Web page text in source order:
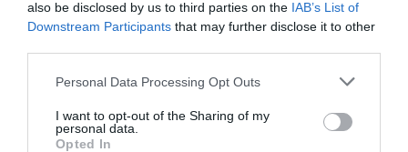
also be disclosed by us to third parties on the IAB’s List of
Downstream Participants that may further disclose it to other
Personal Data Processing Opt Outs
I want to opt-out of the Sharing of my
personal data.
Opted In
l’environnement, il fallait bien se douter de la suite! On sait
bien qu’outre mer et dans les îles qu’il y a souvent de fortes
turbulences à proximité du sol.
RÉPONDRE